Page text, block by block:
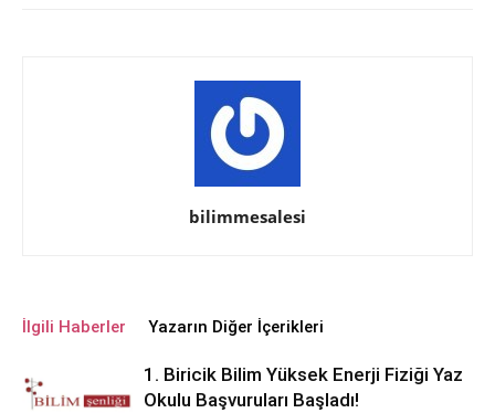
bilimmesalesi
İlgili Haberler Yazarın Diğer İçerikleri
1. Biricik Bilim Yüksek Enerji Fiziği Yaz
Okulu Başvuruları Başladı!